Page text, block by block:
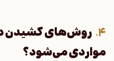
روش‌های کشیدن
مواردی می‌شود؟